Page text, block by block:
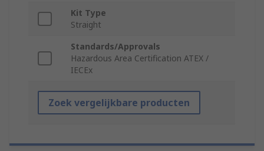
Kit Type
Straight
Standards/Approvals
Hazardous Area Certification ATEX /
IECEx
Zoek vergelijkbare producten